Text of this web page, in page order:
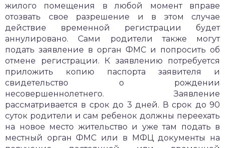
жилого помещения в любой момент вправе
отозвать свое разрешение и в этом случае
действие временной регистрации будет
аннулировано. Сами родители также могут
подать заявление в орган ФМС и попросить об
отмене регистрации. К заявлению потребуется
приложить копию паспорта заявителя и
свидетельство о рождении
несовершеннолетнего. Заявление
рассматривается в срок до 3 дней. В срок до 90
суток родители и сам ребенок должны переехать
на новое место жительство и уже там подать в
местный орган ФМС или в МФЦ документы на